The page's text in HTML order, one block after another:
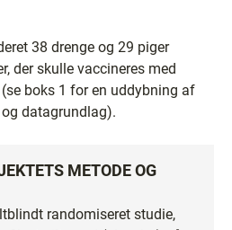
38 drenge og 29 piger
der skulle vaccineres med
boks 1 for en uddybning af
datagrundlag).
METODE OG
randomiseret studie,